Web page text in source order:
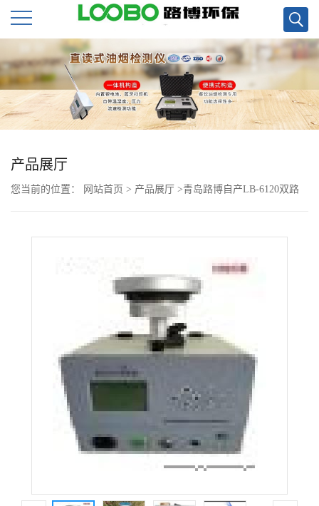
公
司
首
页
公
产品展厅
您当前的位置： 网站首页 > 产品展厅 >青岛路博自产LB-6120双路